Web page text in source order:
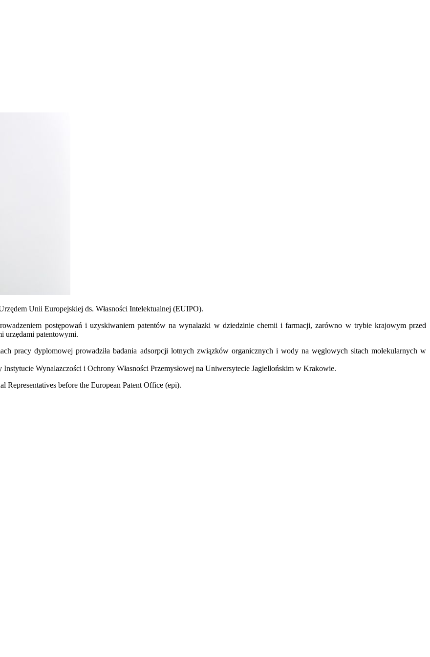
Unii Europejskiej ds. Własności Intelektualnej (EUIPO).
postępowań i uzyskiwaniem patentów na wynalazki w dziedzinie chemii i farmacji, zarówno w trybie krajowym przed
urzędami patentowymi.
pracy dyplomowej prowadziła badania adsorpcji lotnych związków organicznych i wody na węglowych sitach molekularnych w
Wynalazczości i Ochrony Własności Przemysłowej na Uniwersytecie Jagiellońskim w Krakowie.
before the European Patent Office (epi).